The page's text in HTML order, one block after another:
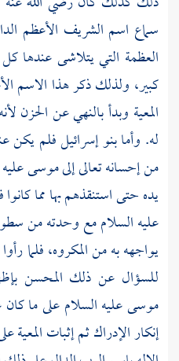
سماع اسم الشريف الأعظم
العظمة التي يتلاشى عندها
كبير، ولذلك ذكر هذا الاسم
المعية وبدأ بالنهي عن الحزن
له. وأما بنو إسرائيل فلم يكن
من إحسانه تعالى إلىموسى
يده حتى استنقذهم بها مما كانوا
عليه السلام مع وحدته من
يواجهه به من المكروه، فلما
للسؤال عن ذلك المحسن
موسىعليه السلام على ما
إنكار الإدراك ثم إثبات